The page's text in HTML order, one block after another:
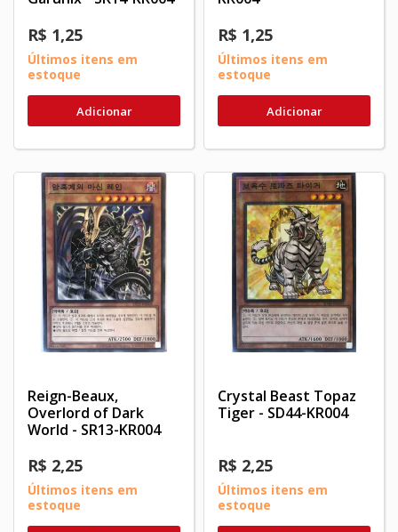
R$ 1,25
Últimos itens em
estoque
Adicionar
R$ 1,25
Últimos itens em
estoque
Adicionar
Reign-Beaux,
Overlord of Dark
World - SR13-KR004
R$ 2,25
Últimos itens em
estoque
Crystal Beast Topaz
Tiger - SD44-KR004
R$ 2,25
Últimos itens em
estoque